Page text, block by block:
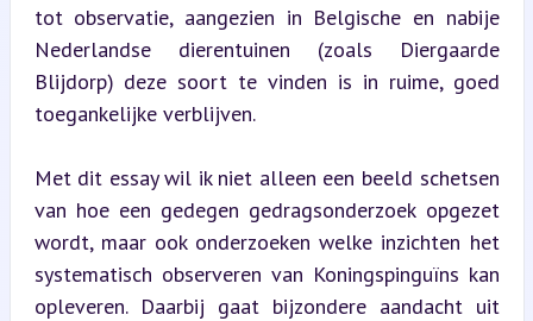
tot observatie, aangezien in Belgische en nabije
Nederlandse dierentuinen (zoals Diergaarde
Blijdorp) deze soort te vinden is in ruime, goed
toegankelijke verblijven.
Met dit essay wil ik niet alleen een beeld schetsen
van hoe een gedegen gedragsonderzoek opgezet
wordt, maar ook onderzoeken welke inzichten het
systematisch observeren van Koningspinguïns kan
opleveren. Daarbij gaat bijzondere aandacht uit